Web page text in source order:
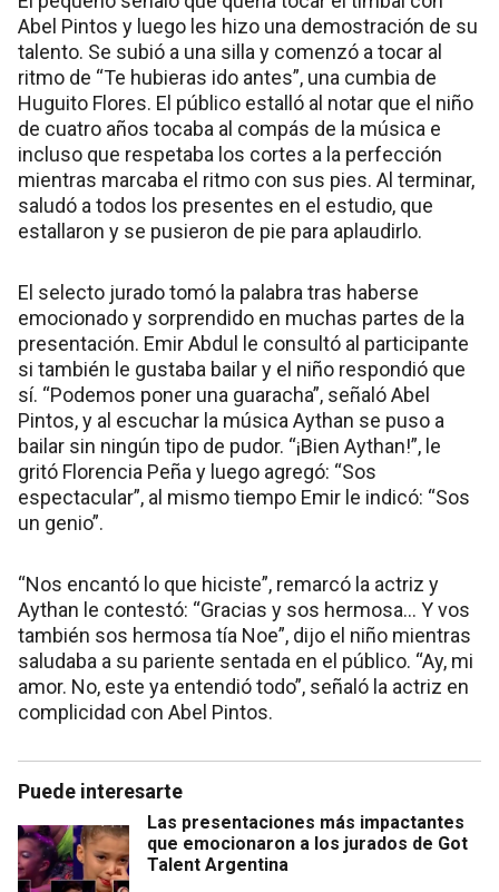
Abel Pintos y luego les hizo una demostración de su
talento. Se subió a una silla y comenzó a tocar al
ritmo de “Te hubieras ido antes”, una cumbia de
Huguito Flores. El público estalló al notar que el niño
de cuatro años tocaba al compás de la música e
incluso que respetaba los cortes a la perfección
mientras marcaba el ritmo con sus pies. Al terminar,
saludó a todos los presentes en el estudio, que
estallaron y se pusieron de pie para aplaudirlo.
El selecto jurado tomó la palabra tras haberse
emocionado y sorprendido en muchas partes de la
presentación. Emir Abdul le consultó al participante
si también le gustaba bailar y el niño respondió que
sí. “Podemos poner una guaracha”, señaló Abel
Pintos, y al escuchar la música Aythan se puso a
bailar sin ningún tipo de pudor. “¡Bien Aythan!”, le
gritó Florencia Peña y luego agregó: “Sos
espectacular”, al mismo tiempo Emir le indicó: “Sos
un genio”.
“Nos encantó lo que hiciste”, remarcó la actriz y
Aythan le contestó: “Gracias y sos hermosa... Y vos
también sos hermosa tía Noe”, dijo el niño mientras
saludaba a su pariente sentada en el público. “Ay, mi
amor. No, este ya entendió todo”, señaló la actriz en
complicidad con Abel Pintos.
Puede interesarte
Las presentaciones más impactantes
que emocionaron a los jurados de Got
Talent Argentina